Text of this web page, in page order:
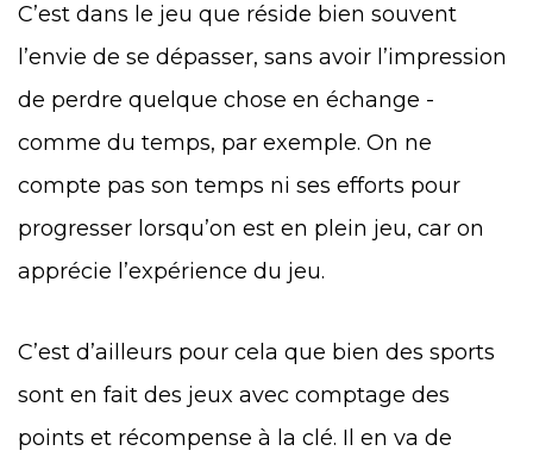
C’est dans le jeu que réside bien souvent
l’envie de se dépasser, sans avoir l’impression
de perdre quelque chose en échange -
comme du temps, par exemple. On ne
compte pas son temps ni ses efforts pour
progresser lorsqu’on est en plein jeu, car on
apprécie l’expérience du jeu.
C’est d’ailleurs pour cela que bien des sports
sont en fait des jeux avec comptage des
points et récompense à la clé. Il en va de